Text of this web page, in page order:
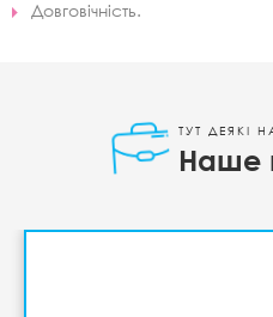
Довговічність.
ТУТ ДЕЯКІ
Наше